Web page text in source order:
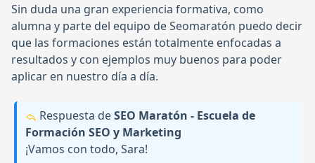
Sin duda una gran experiencia formativa, como
alumna y parte del equipo de Seomaratón puedo decir
que las formaciones están totalmente enfocadas a
resultados y con ejemplos muy buenos para poder
aplicar en nuestro día a día.
Respuesta deSEO Maratón - Escuela de
Formación SEO y Marketing
¡Vamos con todo, Sara!